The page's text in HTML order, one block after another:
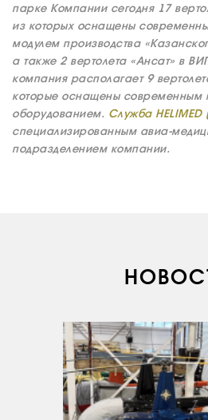
ДОКУМЕНТЫ
ВНУТРЕННИЕ
СОУТ
ДОКУМЕНТЫ
КОМПАНИИ
АВИАПАРК
УСЛУГИ
ПРОДАЖА АТИ
НОВОСТИ
КОНТАКТЫ
парке Компании сегодня 17
из которых оснащены
модулем производства
а также 2 вертолета «Ансат» в
компания располагает 9
которые оснащены современным
оборудованием. Служба HELIMED
специализированным авиа-
подразделением компании.